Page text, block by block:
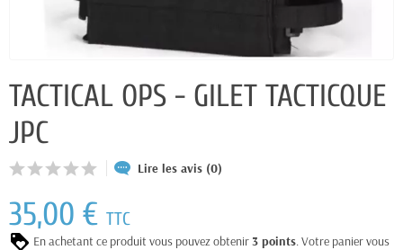
TACTICAL OPS - GILET TACTICQUE
JPC
Lire les avis (0)
35,00 € TTC
En achetant ce produit vous pouvez obtenir3 points. Votre panier vous